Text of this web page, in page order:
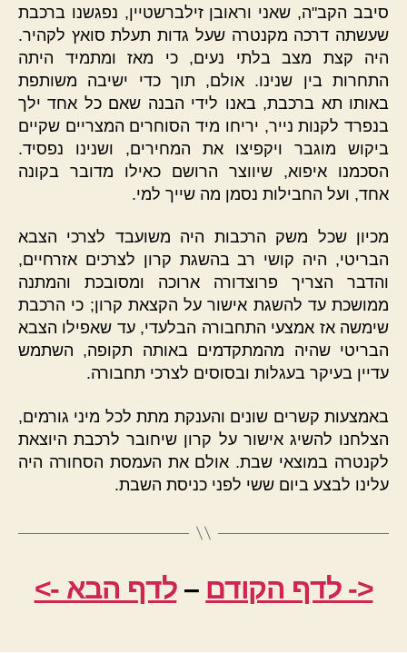
סיבב הקב"ה, שאני וראובן זילברשטיין, נפגשנו ברכבת
שעשתה דרכה מקנטרה שעל גדות תעלת סואץ לקהיר.
היה קצת מצב בלתי נעים, כי מאז ומתמיד היתה
התחרות בין שנינו. אולם, תוך כדי ישיבה משותפת
באותו תא ברכבת, באנו לידי הבנה שאם כל אחד ילך
בנפרד לקנות נייר, יריחו מיד הסוחרים המצריים שקיים
ביקוש מוגבר ויקפיצו את המחירים, ושנינו נפסיד.
הסכמנו איפוא, שיווצר הרושם כאילו מדובר בקונה
אחד, ועל החבילות נסמן מה שייך למי.
מכיון שכל משק הרכבות היה משועבד לצרכי הצבא
הבריטי, היה קושי רב בהשגת קרון לצרכים אזרחיים,
והדבר הצריך פרוצדורה ארוכה ומסובכת והמתנה
ממושכת עד להשגת אישור על הקצאת קרון; כי הרכבת
שימשה אז אמצעי התחבורה הבלעדי, עד שאפילו הצבא
הבריטי שהיה מהמתקדמים באותה תקופה, השתמש
עדיין בעיקר בעגלות ובסוסים לצרכי תחבורה.
באמצעות קשרים שונים והענקת מתת לכל מיני גורמים,
הצלחנו להשיג אישור על קרון שיחובר לרכבת היוצאת
לקנטרה במוצאי שבת. אולם את העמסת הסחורה היה
עלינו לבצע ביום ששי לפני כניסת השבת.
<- לדף הקודם –לדף הבא ->